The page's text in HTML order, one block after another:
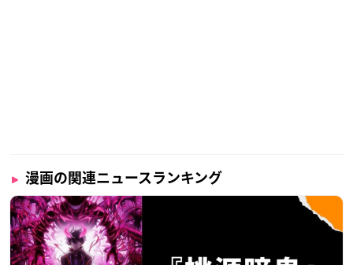
漫画の関連ニュースランキング